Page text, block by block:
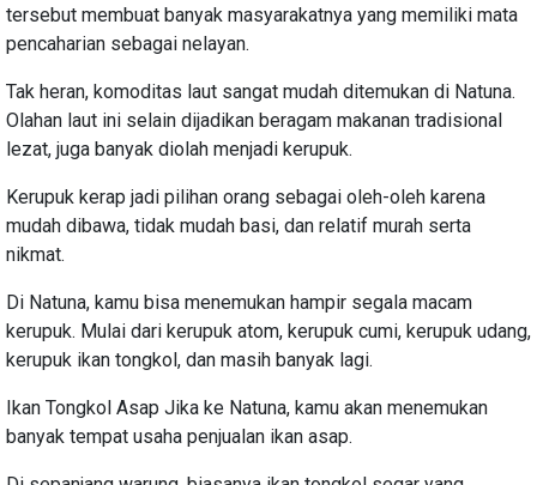
tersebut membuat banyak masyarakatnya yang memiliki mata
pencaharian sebagai nelayan.
Tak heran, komoditas laut sangat mudah ditemukan di Natuna.
Olahan laut ini selain dijadikan beragam makanan tradisional
lezat, juga banyak diolah menjadi kerupuk.
Kerupuk kerap jadi pilihan orang sebagai oleh-oleh karena
mudah dibawa, tidak mudah basi, dan relatif murah serta
nikmat.
Di Natuna, kamu bisa menemukan hampir segala macam
kerupuk. Mulai dari kerupuk atom, kerupuk cumi, kerupuk udang,
kerupuk ikan tongkol, dan masih banyak lagi.
Ikan Tongkol Asap Jika ke Natuna, kamu akan menemukan
banyak tempat usaha penjualan ikan asap.